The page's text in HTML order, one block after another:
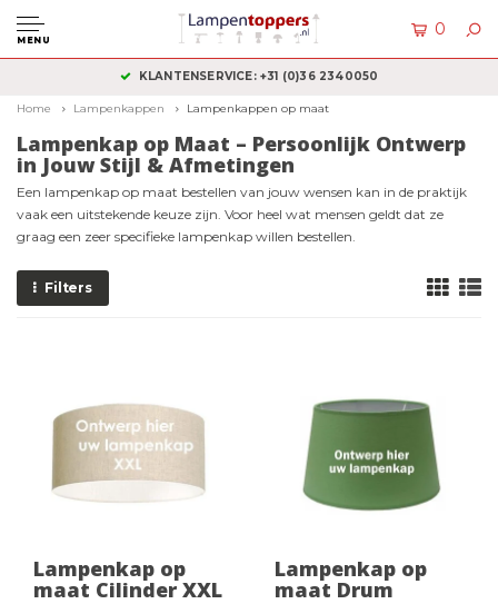
MENU
0
KLANTENSERVICE: +31 (0)36 2340050
Home Lampenkappen Lampenkappen op maat
Lampenkap op Maat – Persoonlijk Ontwerp
in Jouw Stijl & Afmetingen
Een lampenkap op maat bestellen van jouw wensen kan in de praktijk
vaak een uitstekende keuze zijn. Voor heel wat mensen geldt dat ze
graag een zeer specifieke lampenkap willen bestellen.
Filters
Lampenkap op
maat Cilinder XXL
Lampenkap op
maat Drum